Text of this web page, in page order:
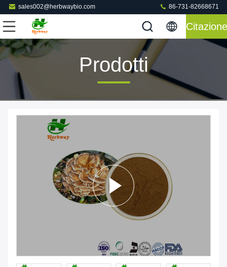
sales002@herbwaybio.com 86-731-82668671
Citazione
Prodotti